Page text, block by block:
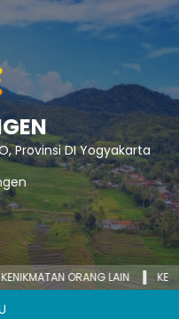
Provinsi DI Yogyakarta
ORANG LAIN